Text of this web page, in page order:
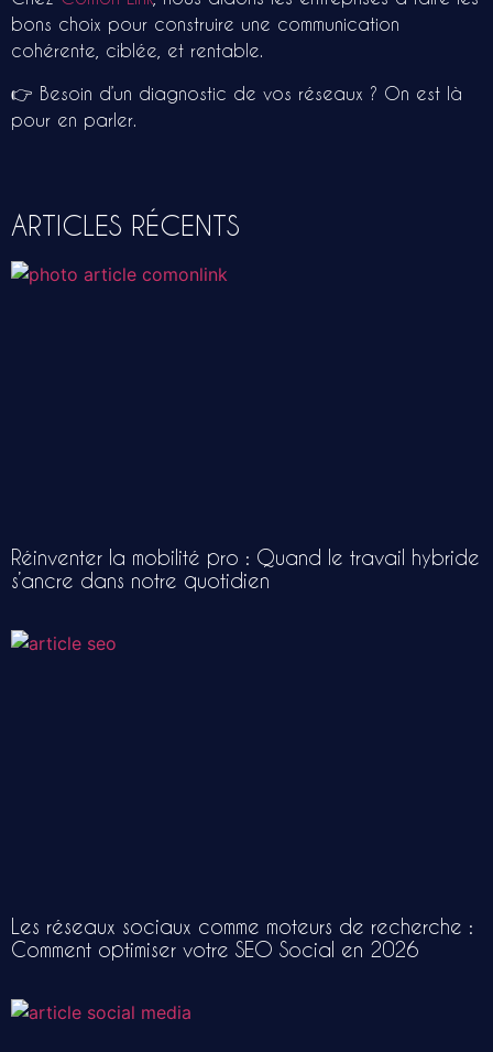
bons choix pour construire une communication
cohérente, ciblée, et rentable.
👉 Besoin d’un diagnostic de vos réseaux ? On est là
pour en parler.
ARTICLES RÉCENTS
Réinventer la mobilité pro : Quand le travail hybride
s’ancre dans notre quotidien
Les réseaux sociaux comme moteurs de recherche :
Comment optimiser votre SEO Social en 2026